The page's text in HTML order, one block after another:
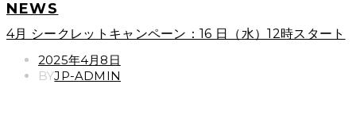
NEWS
4月 シークレットキャンペーン：16 日（水）12時スタート
POSTED
ON
2025年4月8日
BYJP-ADMIN